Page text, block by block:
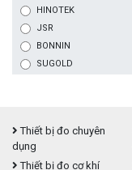
HINOTEK
JSR
BONNIN
SUGOLD
Thiết bị đo chuyên
dụng
Thiết bị đo cơ khí